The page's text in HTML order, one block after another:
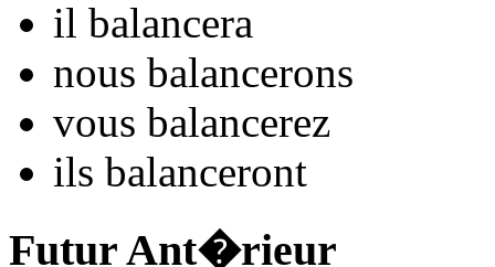
il balancera
nous balancerons
vous balancerez
ils balanceront
Futur Ant�rieur